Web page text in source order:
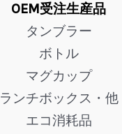
OEM受注生産品
タンブラー
ボトル
マグカップ
ランチボックス・他
エコ消耗品